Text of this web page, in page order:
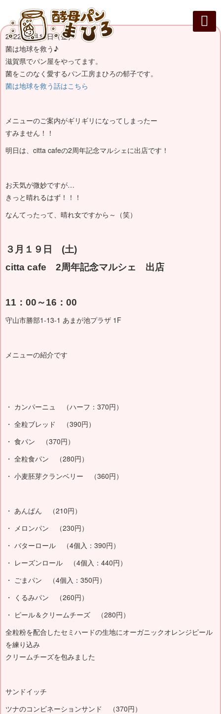
2022年3月18日（金）
菌は地球を救う♪
滋賀県でパン屋をやってます。
菌をこのなく愛するパン工房まひろの郁子です。
菌は地球を救う話はこちら
メニューのご案内がギリギリになってしまったー
すみません！！
明日は、citta cafeの2周年記念マルシェに出店です！
お天気が微妙ですが…
きっと晴れるはず！！！
なんてったって、晴れ女ですから～（笑）
３月１９日 (土)
citta cafe 2周年記念マルシェ 出店
11：00～16：00
守山市勝部1-13-1 あまが池プラザ 1F
メニューの紹介です
・ カンパーニュ （ハーフ：370円）
・ 全粒ブレッド （390円）
・ 食パン （370円）
・ 全粒食パン （280円）
・ 小麦胚芽クランベリー （360円）
・ あんぱん （210円）
・ メロンパン （230円）
・ バターロール （4個入：390円）
・ レーズンロール （4個入：440円）
・ ごまパン （4個入：350円）
・ くるみパン （260円）
・ ピール＆クリームチーズ （280円）
全粒粉を配合したセミハードの生地にオーガニックオレンジピール
を練り込み
クリームチーズを包みました
サンドイッチ
ツナのコンビネーションサンド （370円）